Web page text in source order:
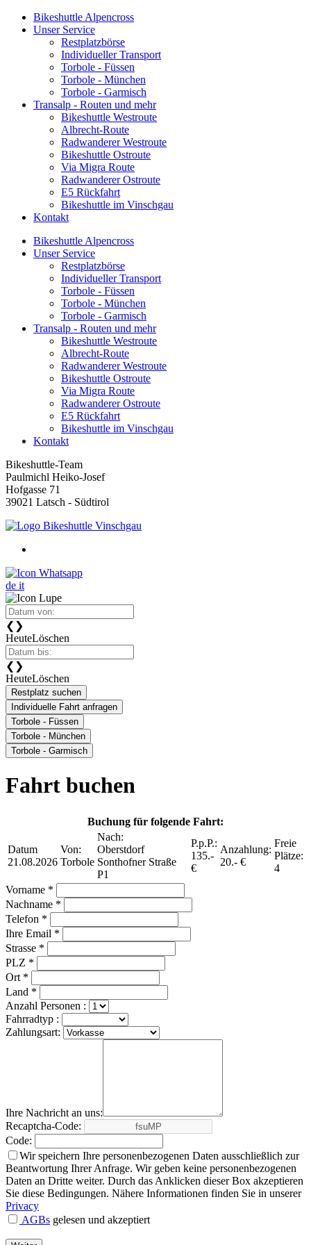
Bikeshuttle Alpencross
Unser Service
Restplatzbörse
Individueller Transport
Torbole - Füssen
Torbole - München
Torbole - Garmisch
Transalp - Routen und mehr
Bikeshuttle Westroute
Albrecht-Route
Radwanderer Westroute
Bikeshuttle Ostroute
Via Migra Route
Radwanderer Ostroute
E5 Rückfahrt
Bikeshuttle im Vinschgau
Kontakt
Bikeshuttle Alpencross
Unser Service
Restplatzbörse
Individueller Transport
Torbole - Füssen
Torbole - München
Torbole - Garmisch
Transalp - Routen und mehr
Bikeshuttle Westroute
Albrecht-Route
Radwanderer Westroute
Bikeshuttle Ostroute
Via Migra Route
Radwanderer Ostroute
E5 Rückfahrt
Bikeshuttle im Vinschgau
Kontakt
Bikeshuttle-Team
Paulmichl Heiko-Josef
Hofgasse 71
39021 Latsch - Südtirol
de it
❮ ❯
HeuteLöschen
❮ ❯
HeuteLöschen
Restplatz suchen
Individuelle Fahrt anfragen
Torbole - Füssen
Torbole - München
Torbole - Garmisch
Fahrt buchen
Buchung für folgende Fahrt:
Datum
21.08.2026
Von:
Torbole
Nach:
Oberstdorf
Sonthofner Straße
P1
P.p.P.:
135.-
€
Anzahlung:
20.- €
Freie
Plätze:
4
Vorname *
Nachname *
Telefon *
Ihre Email *
Strasse *
PLZ *
Ort *
Land *
Anzahl Personen :
Fahrradtyp :
Zahlungsart:
Ihre Nachricht an uns:
Recaptcha-Code:
Code:
Wir speichern Ihre personenbezogenen Daten ausschließlich zur
Beantwortung Ihrer Anfrage. Wir geben keine personenbezogenen
Daten an Dritte weiter. Durch das Anklicken dieser Box akzeptieren
Sie diese Bedingungen. Nähere Informationen finden Sie in unserer
Privacy
AGBs gelesen und akzeptiert